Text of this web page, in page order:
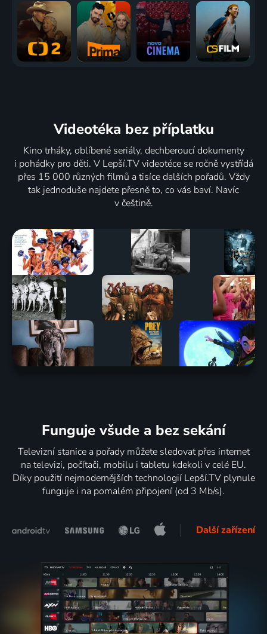
Videotéka bez příplatku
Kino trháky, oblíbené seriály, dechberoucí dokumenty
i pohádky pro děti. V Lepší.TV videotéce se ročně vystřídá
přes 15 000 různých filmů a tisíce dalších pořadů. Vždy
tak jednoduše najdete přesně to, co vás baví. Navíc
v češtině.
Funguje všude a bez sekání
Televizní stanice a pořady můžete sledovat přes internet
na televizi, počítači, mobilu i tabletu kdekoli v celé EU.
Díky použití nejmodernějších technologií Lepší.TV plynule
funguje i na pomalém připojení (od 3 Mb/s).
Další zařízení